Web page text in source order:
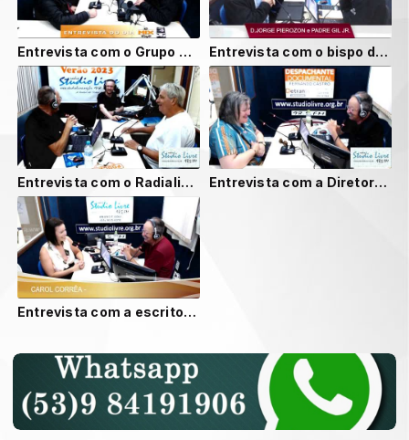
Entrevista com o Grupo Renovação Teatral. Entrevista com o bispo diocesano Jorge Pierozan
Entrevista com o Radialista J.Neto no Mix Café. Entrevista com a Diretora Maria Auxiliadora da Escola Mun. de Belingue Carmen Regina T. Baldino
Entrevista com a escritora Carol Corrêa.